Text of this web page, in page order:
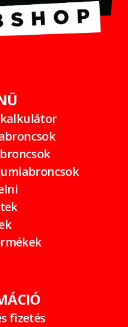
fizetés